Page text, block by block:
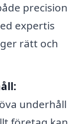
precision
expertis
rätt och
underhåll